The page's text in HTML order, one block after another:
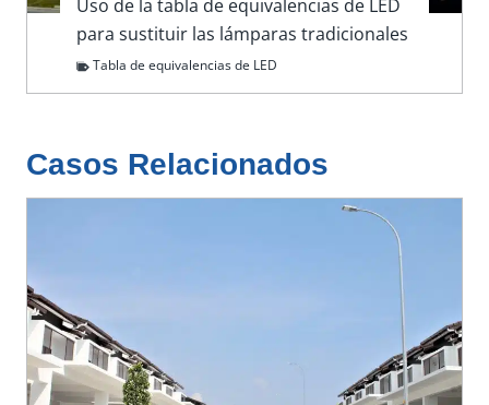
Uso de la tabla de equivalencias de LED
para sustituir las lámparas tradicionales
Tabla de equivalencias de LED
Casos Relacionados